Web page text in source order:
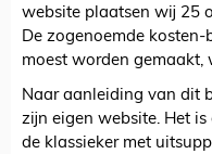
website plaatsen wij 25
De zogenoemde
moest worden
Naar aanleiding van dit
zijn eigen website. Het
de klassieker met